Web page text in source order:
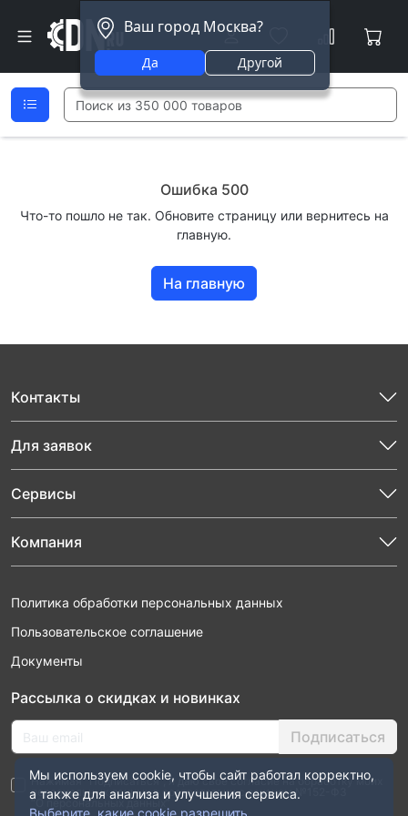
Ваш город Москва?
Да Другой
Ошибка 500
Что-то пошло не так. Обновите страницу или вернитесь на
главную.
На главную
Контакты
Для заявок
Сервисы
Компания
Политика обработки персональных данных
Пользовательское соглашение
Документы
Рассылка о скидках и новинках
Подписаться
Нажимая “Подписаться”, я даю свое согласие на обработку моих
персональных данных в соответствии с законом №152-ФЗ
“О персональных данных”
Мы используем cookie, чтобы сайт работал корректно,
а также для анализа и улучшения сервиса.
Выберите, какие cookie разрешить